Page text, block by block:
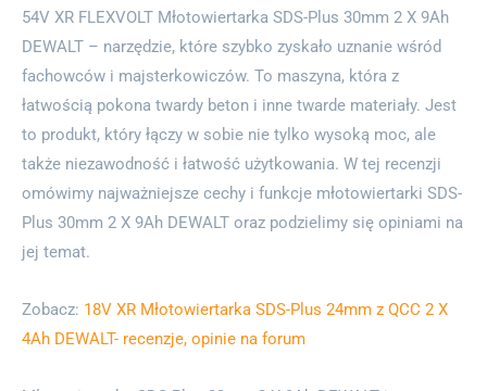
54V XR FLEXVOLT Młotowiertarka SDS-Plus 30mm 2 X 9Ah
DEWALT – narzędzie, które szybko zyskało uznanie wśród
fachowców i majsterkowiczów. To maszyna, która z
łatwością pokona twardy beton i inne twarde materiały. Jest
to produkt, który łączy w sobie nie tylko wysoką moc, ale
także niezawodność i łatwość użytkowania. W tej recenzji
omówimy najważniejsze cechy i funkcje młotowiertarki SDS-
Plus 30mm 2 X 9Ah DEWALT oraz podzielimy się opiniami na
jej temat.
Zobacz: 18V XR Młotowiertarka SDS-Plus 24mm z QCC 2 X
4Ah DEWALT- recenzje, opinie na forum